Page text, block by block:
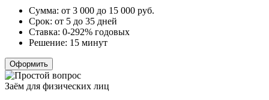
Сумма: от 3 000 до 15 000 руб.
Срок: от 5 до 35 дней
Ставка: 0-292% годовых
Решение: 15 минут
Оформить
Заём для физических лиц